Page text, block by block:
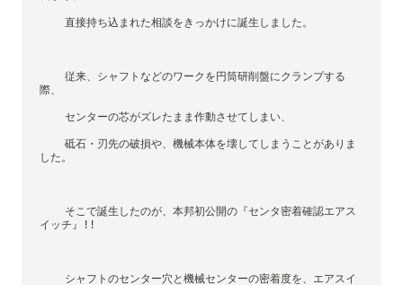
    直接持ち込まれた相談をきっかけに誕生しました。
際、
    センターの芯がズレたまま作動させてしまい、
した。
イッチ』!!